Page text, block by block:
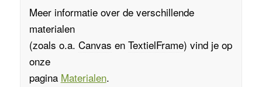
Meer informatie over de verschillende
materialen
(zoals o.a. Canvas en TextielFrame) vind je op
onze
pagina Materialen.